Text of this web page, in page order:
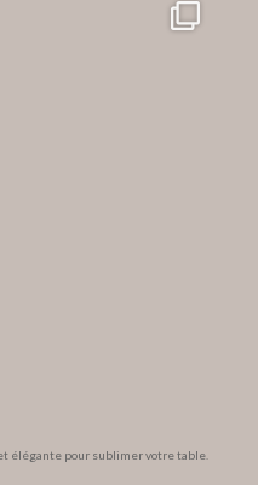
élégante pour sublimer votre table.